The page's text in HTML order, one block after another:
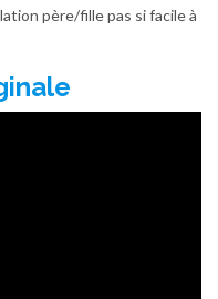
père/fille pas si facile à